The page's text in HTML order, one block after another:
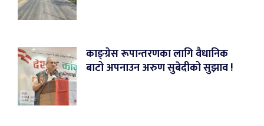
काङ्ग्रेस रूपान्तरणका लागि वैधानिक
बाटो अपनाउन अरुण सुबेदीको सुझाव !